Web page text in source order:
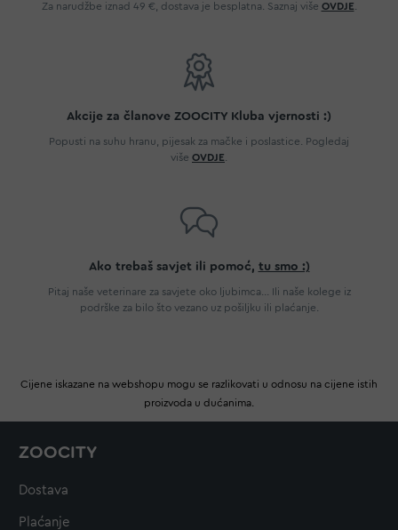
Za narudžbe iznad 49 €, dostava je besplatna. Saznaj više OVDJE
Akcije za članove ZOOCITY Kluba vjernosti :)
Popusti na suhu hranu, pijesak za mačke i poslastice. Pogledaj
više OVDJE
Ako trebaš savjet ili pomoć, tu smo :)
Pitaj naše veterinare za savjete oko ljubimca... Ili naše kolege iz
podrške za bilo što vezano uz pošiljku ili plaćanje.
Cijene iskazane na webshopu mogu se razlikovati u odnosu na cijene istih
proizvoda u dućanima.
ZOOCITY
Dostava
Plaćanje